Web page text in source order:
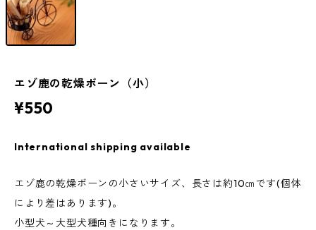
エゾ鹿の乾燥ボーン（小）
¥550
International shipping available
エゾ鹿の乾燥ボーンの小さいサイズ、長さは約10㎝です(個体
により差はあります)。
小型犬～大型犬種向きになります。